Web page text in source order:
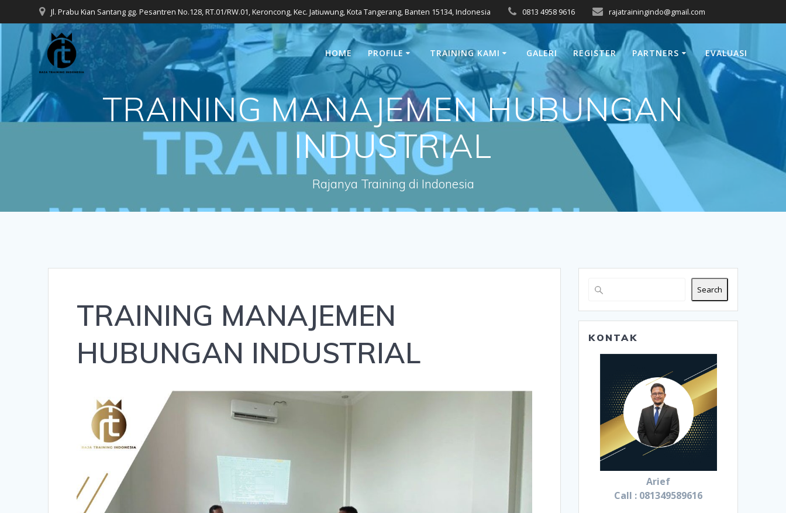
to
content
Jl. Prabu Kian Santang gg. Pesantren No.128, RT.01/RW.01, Keroncong, Kec. Jatiuwung, Kota Tangerang, Banten 15134, Indonesia 0813 4958 9616 rajatrainingindo@gmail.com
HOME PROFILE TRAINING KAMI GALERI REGISTER PARTNERS EVALUASI
TRAINING MANAJEMEN HUBUNGAN
INDUSTRIAL
Rajanya Training di Indonesia
TRAINING MANAJEMEN
HUBUNGAN INDUSTRIAL
Search
KONTAK
Arief
Call : 081349589616